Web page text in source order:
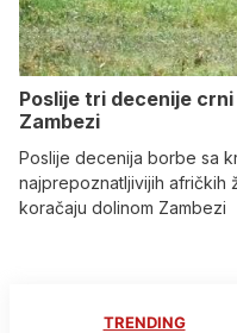
Poslije tri decenije
Zambezi
Poslije decenija borbe sa
najprepoznatljivijih afričkih
koračaju dolinom Zambezi
TRENDING